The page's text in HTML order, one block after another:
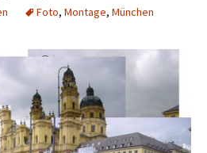
Foto, Montage, München